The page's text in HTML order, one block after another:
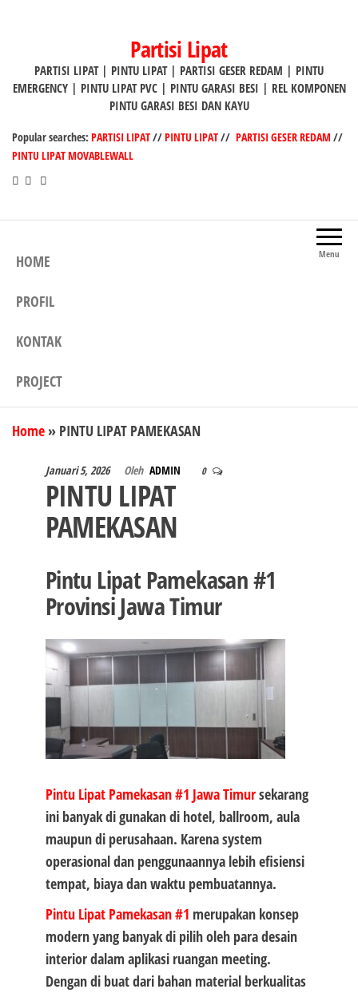
Partisi Lipat
PARTISI LIPAT | PINTU LIPAT | PARTISI GESER REDAM | PINTU
EMERGENCY | PINTU LIPAT PVC | PINTU GARASI BESI | REL KOMPONEN
PINTU GARASI BESI DAN KAYU
Popular searches: PARTISI LIPAT//PINTU LIPAT// PARTISI GESER REDAM//
PINTU LIPAT MOVABLEWALL
Menu
HOME
PROFIL
KONTAK
PROJECT
Home » PINTU LIPAT PAMEKASAN
Januari 5, 2026 Oleh ADMIN 0
PINTU LIPAT
PAMEKASAN
Pintu Lipat Pamekasan #1
Provinsi Jawa Timur
Pintu Lipat Pamekasan #1 Jawa Timursekarang
ini banyak di gunakan di hotel, ballroom, aula
maupun di perusahaan. Karena system
operasional dan penggunaannya lebih efisiensi
tempat, biaya dan waktu pembuatannya.
Pintu Lipat Pamekasan #1 merupakan konsep
modern yang banyak di pilih oleh para desain
interior dalam aplikasi ruangan meeting.
Dengan di buat dari bahan material berkualitas